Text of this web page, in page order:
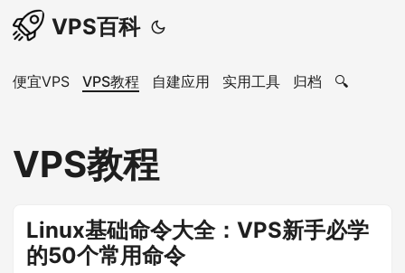
VPS百科
便宜VPS VPS教程 自建应用 实用工具 归档 🔍
VPS教程
Linux基础命令大全：VPS新手必学
的50个常用命令